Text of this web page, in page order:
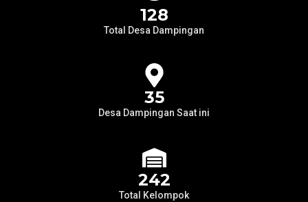
128
Total Desa Dampingan
35
Desa Dampingan Saat ini
242
Total Kelompok